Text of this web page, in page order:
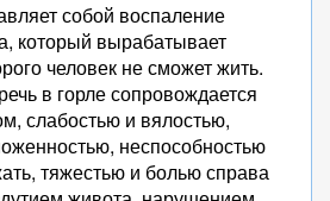
собой воспаление
который вырабатывает
человек не сможет жить.
в горле сопровождается
слабостью и вялостью,
неспособностью
тяжестью и болью справа